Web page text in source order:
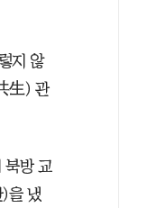
지 않
生) 관
북방 교
)을 냈